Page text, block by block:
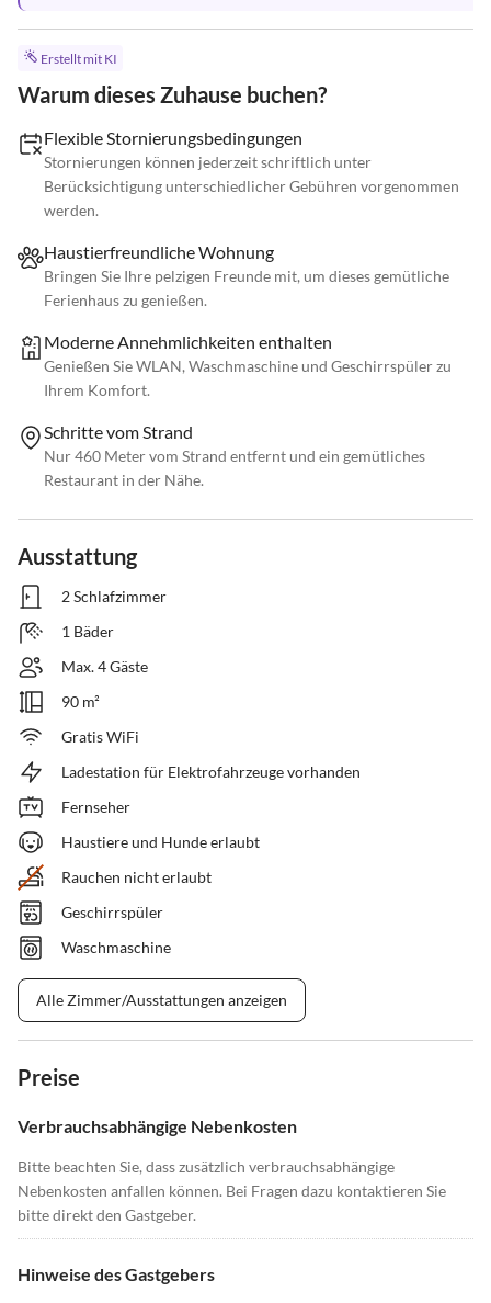
Erstellt mit KI
Warum dieses Zuhause buchen?
Flexible Stornierungsbedingungen
Stornierungen können jederzeit schriftlich unter
Berücksichtigung unterschiedlicher Gebühren vorgenommen
werden.
Haustierfreundliche Wohnung
Bringen Sie Ihre pelzigen Freunde mit, um dieses gemütliche
Ferienhaus zu genießen.
Moderne Annehmlichkeiten enthalten
Genießen Sie WLAN, Waschmaschine und Geschirrspüler zu
Ihrem Komfort.
Schritte vom Strand
Nur 460 Meter vom Strand entfernt und ein gemütliches
Restaurant in der Nähe.
Ausstattung
2 Schlafzimmer
1 Bäder
Max. 4 Gäste
90 m²
Gratis WiFi
Ladestation für Elektrofahrzeuge vorhanden
Fernseher
Haustiere und Hunde erlaubt
Rauchen nicht erlaubt
Geschirrspüler
Waschmaschine
Alle Zimmer/Ausstattungen anzeigen
Preise
Verbrauchsabhängige Nebenkosten
Bitte beachten Sie, dass zusätzlich verbrauchsabhängige
Nebenkosten anfallen können. Bei Fragen dazu kontaktieren Sie
bitte direkt den Gastgeber.
Hinweise des Gastgebers